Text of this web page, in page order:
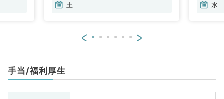
土 水
< >
手当/福利厚生